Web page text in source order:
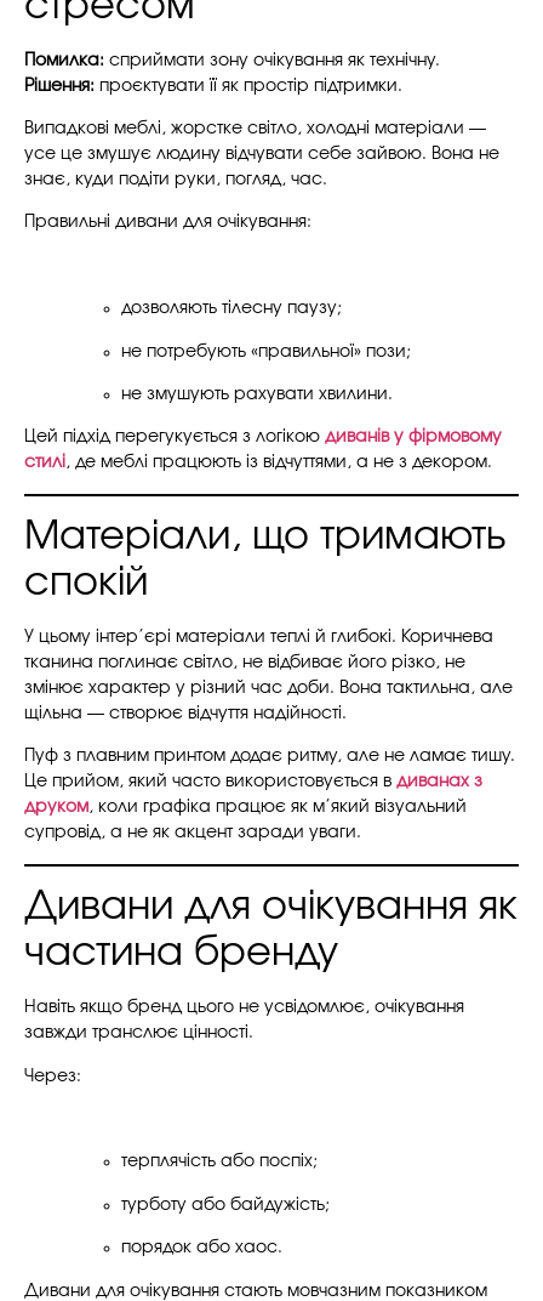
Помилка: сприймати зону очікування як технічну.
Рішення: проєктувати її як простір підтримки.
Випадкові меблі, жорстке світло, холодні матеріали —
усе це змушує людину відчувати себе зайвою. Вона не
знає, куди подіти руки, погляд, час.
Правильні дивани для очікування:
дозволяють тілесну паузу;
не потребують «правильної» пози;
не змушують рахувати хвилини.
Цей підхід перегукується з логікою диванів у фірмовому
стилі, де меблі працюють із відчуттями, а не з декором.
Матеріали, що тримають
спокій
У цьому інтер’єрі матеріали теплі й глибокі. Коричнева
тканина поглинає світло, не відбиває його різко, не
змінює характер у різний час доби. Вона тактильна, але
щільна — створює відчуття надійності.
Пуф з плавним принтом додає ритму, але не ламає тишу.
Це прийом, який часто використовується в диванах з
друком, коли графіка працює як м’який візуальний
супровід, а не як акцент заради уваги.
Дивани для очікування як
частина бренду
Навіть якщо бренд цього не усвідомлює, очікування
завжди транслює цінності.
Через:
терплячість або поспіх;
турботу або байдужість;
порядок або хаос.
Дивани для очікування стають мовчазним показником